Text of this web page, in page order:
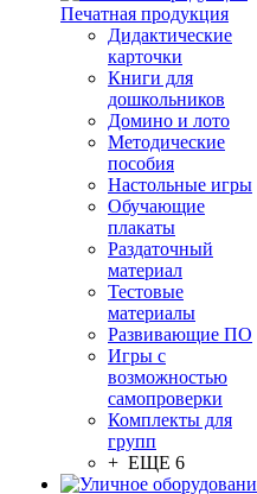
Печатная продукция
Дидактические
карточки
Книги для
дошкольников
Домино и лото
Методические
пособия
Настольные игры
Обучающие
плакаты
Раздаточный
материал
Тестовые
материалы
Развивающие ПО
Игры с
возможностью
самопроверки
Комплекты для
групп
+ ЕЩЕ 6